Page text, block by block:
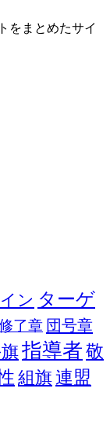
をまとめたサイ
ン ターゲ
了章 団号章
指導者 敬
組旗連盟